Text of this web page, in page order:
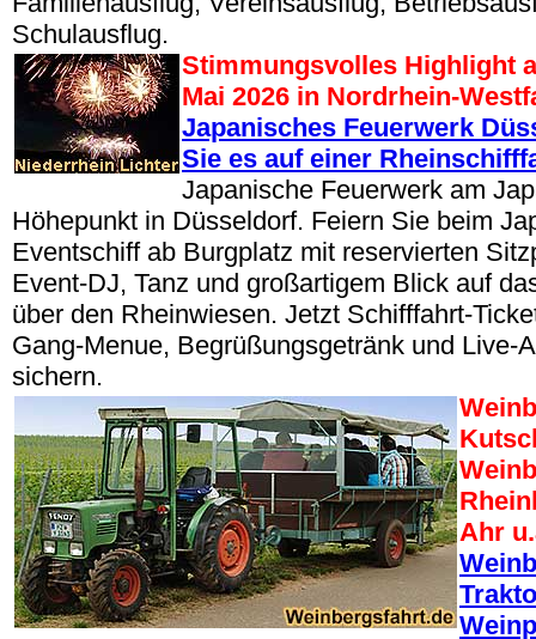
Schulausflug.
Stimmungsvolles Highlight
Mai 2026 in Nordrhein-
Japanisches Feuerwerk
Sie es auf einer
Japanische Feuerwerk am
Höhepunkt in Düsseldorf. Feiern Sie beim
Eventschiff ab Burgplatz mit reservierten
Event-DJ, Tanz und großartigem Blick auf
über den Rheinwiesen. Jetzt Schifffahrt-
Gang-Menue, Begrüßungsgetränk und Live-
sichern.
Ahr